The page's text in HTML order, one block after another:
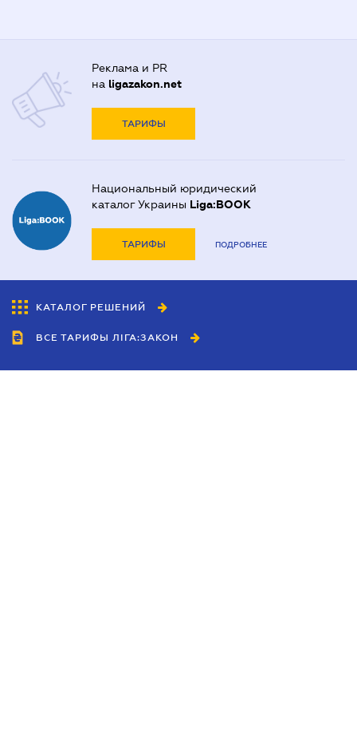
Реклама и PR
на ligazakon.net
ТАРИФЫ
Национальный юридический
каталог Украины Liga:BOOK
ТАРИФЫ ПОДРОБНЕЕ
КАТАЛОГ РЕШЕНИЙ
ВСЕ ТАРИФЫ ЛІГА:ЗАКОН